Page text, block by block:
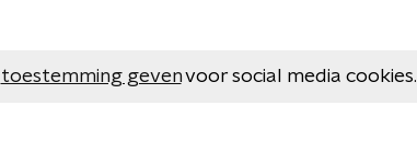
toestemming gevenvoor social media cookies.